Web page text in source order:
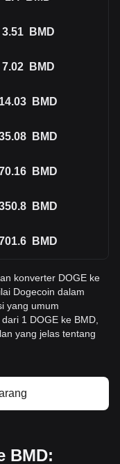
3.51 BMD
7.02 BMD
14.03 BMD
BMD
BMD
BMD
BMD
konverter DOGE ke
Dogecoin dalam
yang umum
1 DOGE ke BMD,
yang jelas tentang
BMD: